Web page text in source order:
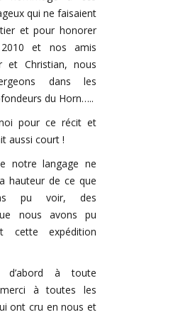
qui ne faisaient
et pour honorer
2010 et nos amis
et Christian, nous
dans les
du Horn…..
pour ce récit et
aussi court !
notre langage ne
hauteur de ce que
pu voir, des
nous avons pu
cette expédition
d’abord à toute
à toutes les
ont cru en nous et